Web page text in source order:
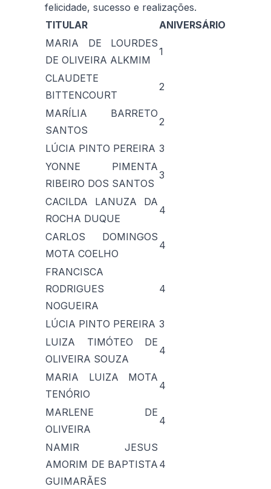
felicidade, sucesso e realizações.
TITULAR
ANIVERSÁRIO
MARIA DE LOURDES
DE OLIVEIRA ALKMIM
1
CLAUDETE
BITTENCOURT
2
MARÍLIA BARRETO
SANTOS
2
LÚCIA PINTO PEREIRA 3
YONNE PIMENTA
RIBEIRO DOS SANTOS
3
CACILDA LANUZA DA
ROCHA DUQUE
4
CARLOS DOMINGOS
MOTA COELHO
4
FRANCISCA
RODRIGUES
NOGUEIRA
4
LÚCIA PINTO PEREIRA 3
LUIZA TIMÓTEO DE
OLIVEIRA SOUZA
4
MARIA LUIZA MOTA
TENÓRIO
4
MARLENE DE
OLIVEIRA
4
NAMIR JESUS
AMORIM DE BAPTISTA
GUIMARÃES
4